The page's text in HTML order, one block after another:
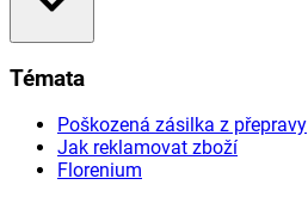
Témata
Poškozená zásilka z přepravy
Jak reklamovat zboží
Florenium